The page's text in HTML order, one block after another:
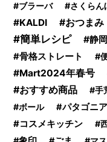
ブラーバ さくらん
KALDI おつまみ
簡単レシピ
静岡
骨格ストレート
Mart2024年春号
おすすめ商品 手
ボール
パタゴニア
コスメキッチン